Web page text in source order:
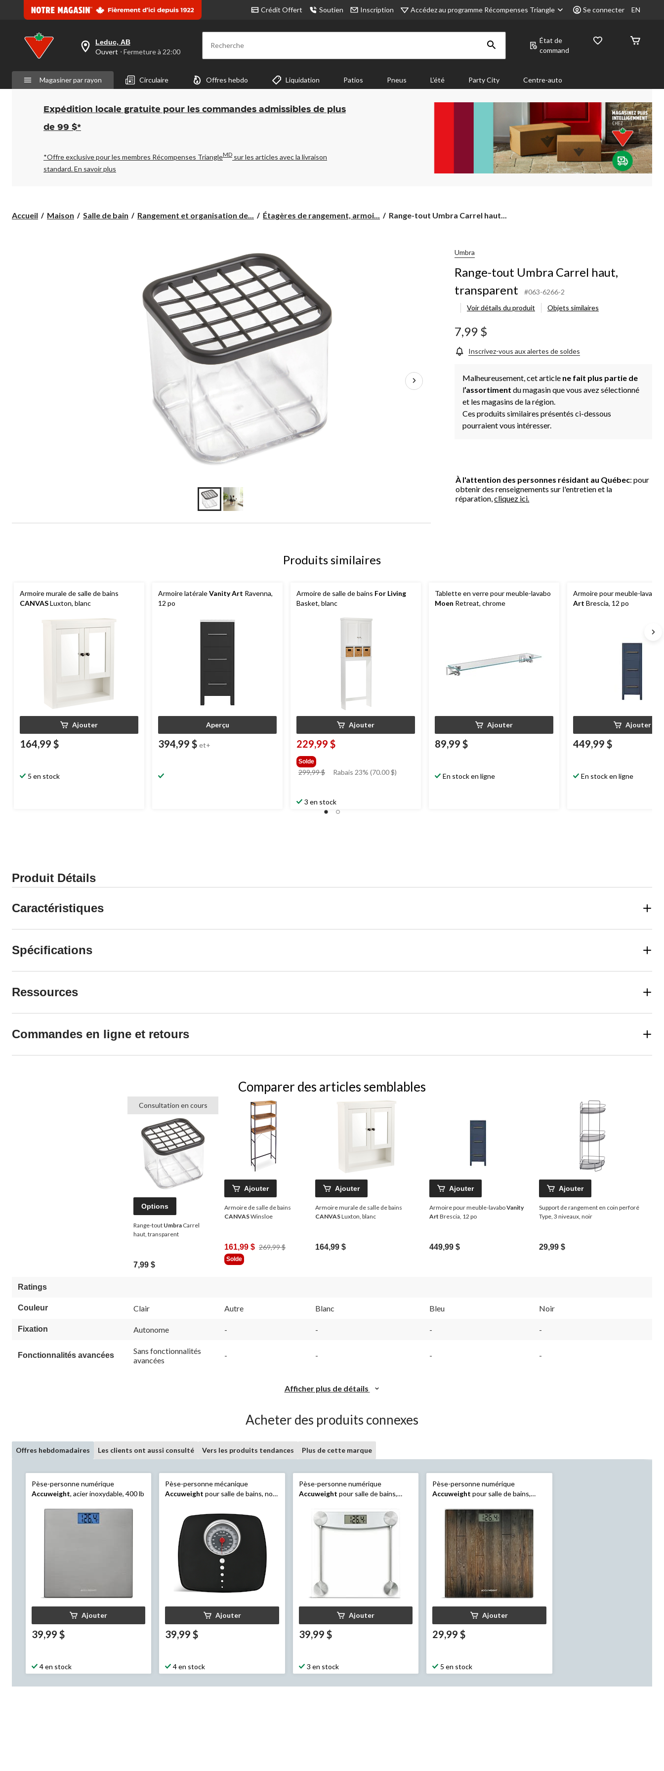
Crédit Offert Soutien Inscription Accédez au programme Récompenses Triangle Se connecter EN
votre
est
Leduc,
AB,
Ouvert,
Fermeture
à
pour
changer
Leduc, AB
Ouvert ⋅ Fermeture à 22:00 Recherche
État de
command
Magasiner par rayon Circulaire Offres hebdo Liquidation Patios Pneus L’été Party City Centre-auto
Expédition locale gratuite pour les commandes admissibles de plus
de 99 $*
*Offre exclusive pour les membres Récompenses TriangleMD sur les articles avec la livraison
standard.En savoir plus
Accueil Maison Salle de bain Rangement et organisation de... Étagères de rangement, armoi...
Range-
Range-tout Umbra Carrel haut...
Umbra
Range-tout Umbra Carrel haut,
transparent
#063-6266-2
Voir détails du produit
Objets similaires
7,99 $
Inscrivez-vous aux alertes de soldes
Malheureusement, cet article ne fait plus partie de
l’assortiment du magasin que vous avez sélectionné
et les magasins de la région.
Ces produits similaires présentés ci-dessous
pourraient vous intéresser.
À l'attention des personnes résidant au Québec: pour
obtenir des renseignements sur l'entretien et la
réparation,cliquez ici.
Produits similaires
Armoire murale de salle de bains
CANVASLuxton, blanc
Ajouter
164,99 $
5 en stock
Armoire latéraleVanity Art Ravenna,
12 po
Aperçu
394,99 $ et+
Armoire de salle de bains For Living
Basket, blanc
Ajouter
229,99 $
Solde
299,99 $
prixRabais 23% (70.00 $)
3 en stock
Tablette en verre pour meuble-lavabo
Moen Retreat, chrome
Ajouter
89,99 $
En stock en ligne
Armoire pour meuble-lavabo
Art Brescia, 12 po
Ajouter
449,99 $
En stock en ligne
Produit Détails
Caractéristiques
Spécifications
Ressources
Commandes en ligne et retours
Comparer des articles semblables
Consultation en cours
Options
Range-tout Umbra Carrel
haut, transparent
7,99 $
Ajouter
Armoire de salle de bains
CANVASWinsloe
161,99 $ 269,99 $Prix
Solde
Ajouter
Armoire murale de salle de bains
CANVASLuxton, blanc
164,99 $
Ajouter
Armoire pour meuble-lavaboVanity
Art Brescia, 12 po
449,99 $
Ajouter
Support de rangement en coin perforé
Type, 3 niveaux, noir
29,99 $
Ratings
Couleur Clair Autre Blanc Bleu Noir
Fixation Autonome - - - -
Fonctionnalités avancées
Sans fonctionnalités
avancées
- - - -
Afficher plus de détails
Acheter des produits connexes
Offres hebdomadaires Les clients ont aussi consulté Vers les produits tendances Plus de cette marque
Pèse-personne numérique
Accuweight, acier inoxydable, 400 lb
Ajouter
39,99 $
4 en stock
Pèse-personne mécanique
Accuweight pour salle de bains, noir,
Ajouter
39,99 $
4 en stock
Pèse-personne numérique
Accuweight pour salle de bains,
Ajouter
39,99 $
3 en stock
Pèse-personne numérique
Accuweight pour salle de bains,
Ajouter
29,99 $
5 en stock